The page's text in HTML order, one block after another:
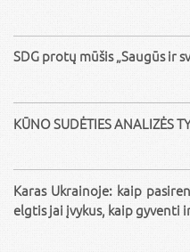
SDG protų mūšis „Saugūs ir
KŪNO SUDĖTIES ANALIZĖS
Karas Ukrainoje: kaip
elgtis jai įvykus, kaip gyventi